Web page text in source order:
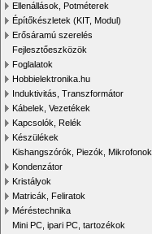
Ellenállások, Potméterek
Építőkészletek (KIT, Modul)
Erősáramú szerelés
Fejlesztőeszközök
Foglalatok
Hobbielektronika.hu
Induktivitás, Transzformátor
Kábelek, Vezetékek
Kapcsolók, Relék
Készülékek
Kishangszórók, Piezók, Mikrofonok
Kondenzátor
Kristályok
Matricák, Feliratok
Méréstechnika
Mini PC, ipari PC, tartozékok